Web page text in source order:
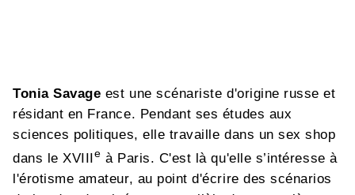
Tonia Savage est une scénariste d'origine russe et
résidant en France. Pendant ses études aux
sciences politiques, elle travaille dans un sex shop
dans le XVIIIe à Paris. C'est là qu'elle s’intéresse à
l'érotisme amateur, au point d'écrire des scénarios